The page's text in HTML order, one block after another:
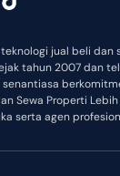
teknologi jual beli
tahun 2007 dan
senantiasa
Sewa Properti
serta agen